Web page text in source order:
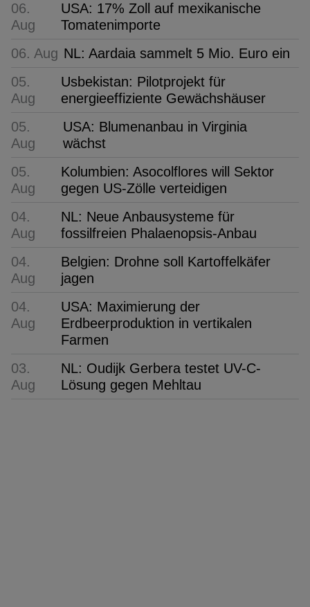
06.
Aug
USA: 17% Zoll auf mexikanische
Tomatenimporte
06. Aug NL: Aardaia sammelt 5 Mio. Euro ein
05.
Aug
Usbekistan: Pilotprojekt für
energieeffiziente Gewächshäuser
05.
Aug
USA: Blumenanbau in Virginia
wächst
05.
Aug
Kolumbien: Asocolflores will Sektor
gegen US-Zölle verteidigen
04.
Aug
NL: Neue Anbausysteme für
fossilfreien Phalaenopsis-Anbau
04.
Aug
Belgien: Drohne soll Kartoffelkäfer
jagen
04.
Aug
USA: Maximierung der
Erdbeerproduktion in vertikalen
Farmen
03.
Aug
NL: Oudijk Gerbera testet UV-C-
Lösung gegen Mehltau